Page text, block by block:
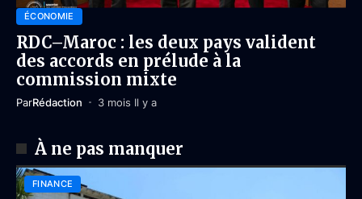
ÉCONOMIE
RDC–Maroc : les deux pays valident
des accords en prélude à la
commission mixte
ParRédaction 3 mois Il y a
À ne pas manquer
FINANCE